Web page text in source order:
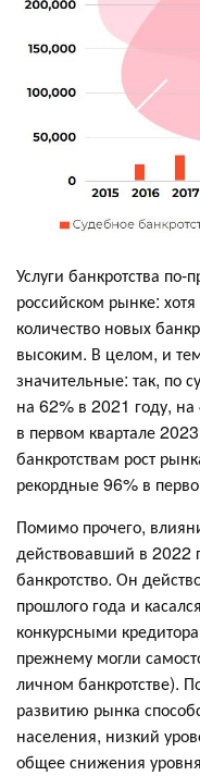
Услуги банкротства
российском рынке:
количество новых
высоким. В целом, и
значительные: так, по
на 62% в 2021 году,
в первом квартале
банкротствам рост
рекордные 96% в
Помимо прочего,
действовавший в 2022
банкротство. Он
прошлого года и
конкурсными
прежнему могли
личном банкротстве).
развитию рынка
населения, низкий
общее снижения